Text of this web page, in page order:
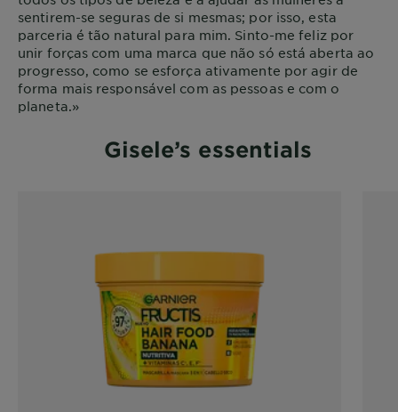
sentirem-se seguras de si mesmas; por isso, esta
parceria é tão natural para mim. Sinto-me feliz por
unir forças com uma marca que não só está aberta ao
progresso, como se esforça ativamente por agir de
forma mais responsável com as pessoas e com o
planeta.»
Gisele’s essentials